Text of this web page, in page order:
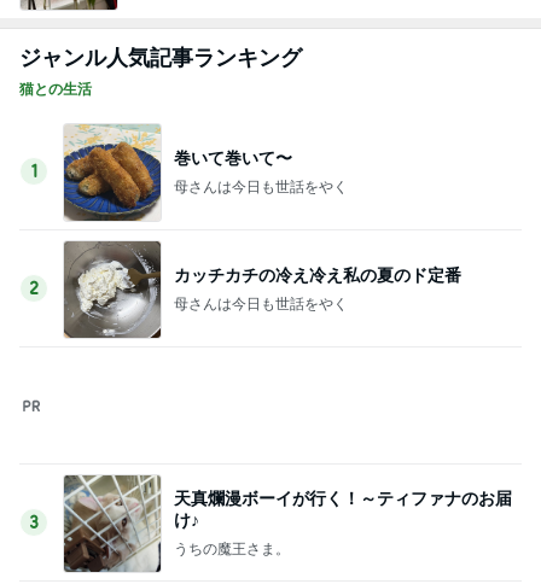
ジャンル人気記事ランキング
猫との生活
1
巻いて巻いて〜
母さんは今日も世話をやく
2
カッチカチの冷え冷え私の夏のド定番
母さんは今日も世話をやく
3
天真爛漫ボーイが行く！～ティファナのお届
け♪
うちの魔王さま。